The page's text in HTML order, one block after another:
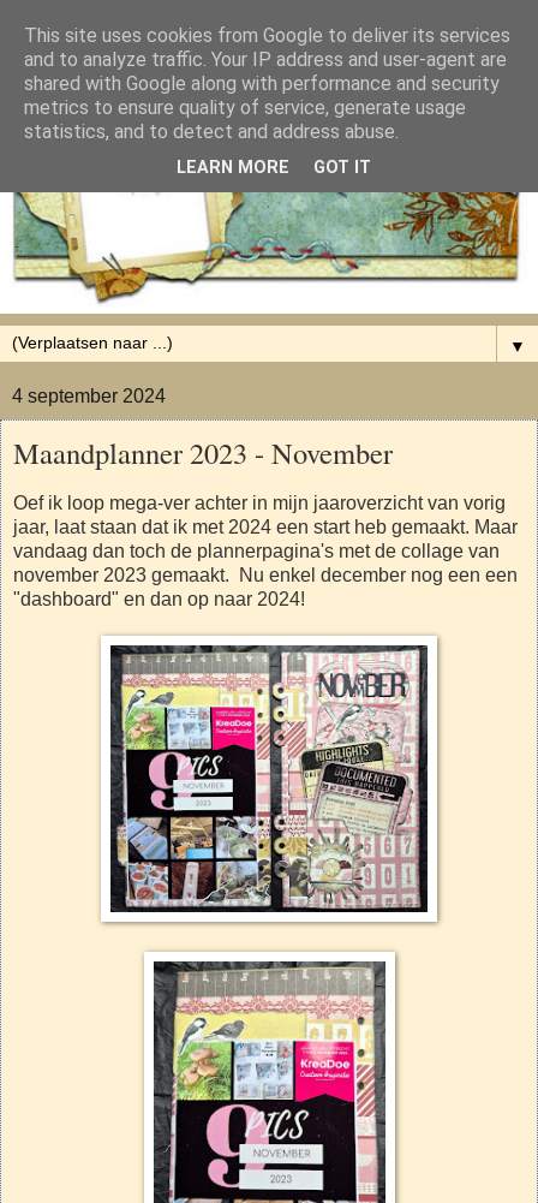
▼
4 september 2024
Maandplanner 2023 - November
Oef ik loop mega-ver achter in mijn jaaroverzicht van vorig
jaar, laat staan dat ik met 2024 een start heb gemaakt. Maar
vandaag dan toch de plannerpagina's met de collage van
november 2023 gemaakt. Nu enkel december nog een een
"dashboard" en dan op naar 2024!
This site uses cookies from Google to deliver its services
and to analyze traffic. Your IP address and user-agent are
shared with Google along with performance and security
metrics to ensure quality of service, generate usage
statistics, and to detect and address abuse.
LEARN MORE GOT IT